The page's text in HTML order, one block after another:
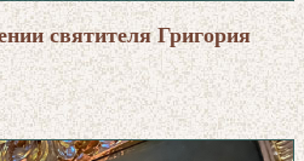
святителя Григория